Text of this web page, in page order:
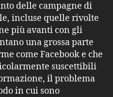
delle campagne di
incluse quelle rivolte
più avanti con gli
una grossa parte
come Facebook e che
suscettibili
il problema
in cui sono